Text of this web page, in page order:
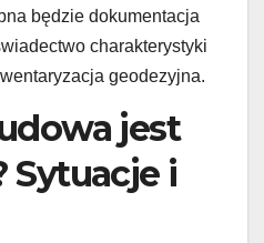
będzie dokumentacja
charakterystyki
geodezyjna.
jest
Sytuacje i